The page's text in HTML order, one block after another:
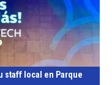
staff local en Parque